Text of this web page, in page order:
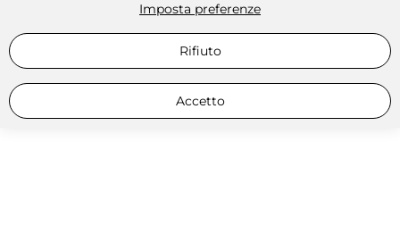
Imposta preferenze
Rifiuto
Accetto